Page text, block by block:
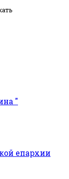
"
епархии